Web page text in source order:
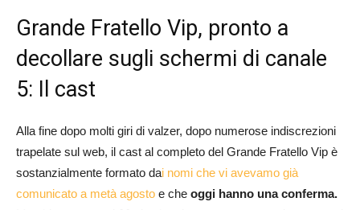
Grande Fratello Vip, pronto a
decollare sugli schermi di canale
5: Il cast
Alla fine dopo molti giri di valzer, dopo numerose indiscrezioni
trapelate sul web, il cast al completo del Grande Fratello Vip è
sostanzialmente formato dai nomi che vi avevamo già
comunicato a metà agosto e che oggi hanno una conferma.